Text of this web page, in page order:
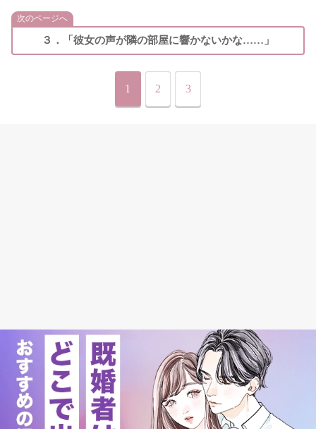
次のページへ
３．「彼女の声が隣の部屋に響かないかな……」
1 2 3